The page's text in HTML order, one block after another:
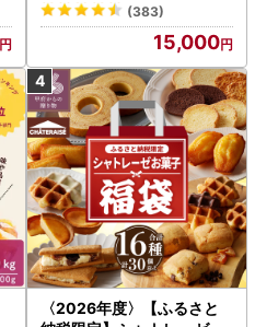
(383)
15,000
〈2026年度〉【ふるさと